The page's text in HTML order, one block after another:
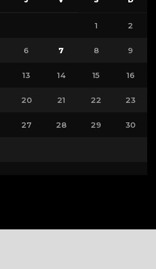
1 2
6 7 8 9
13 14 15 16
20 21 22 23
27 28 29 30